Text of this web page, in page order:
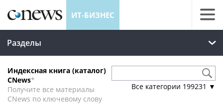
ИТ-БИЗНЕС
Разделы
Индексная книга (каталог)
CNews*
Получите все материалы
CNews по ключевому слову
Все категории 199231 ▼